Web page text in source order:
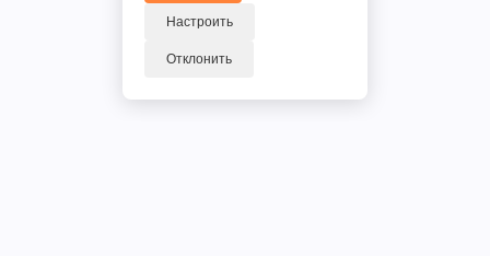
Настроить
Отклонить